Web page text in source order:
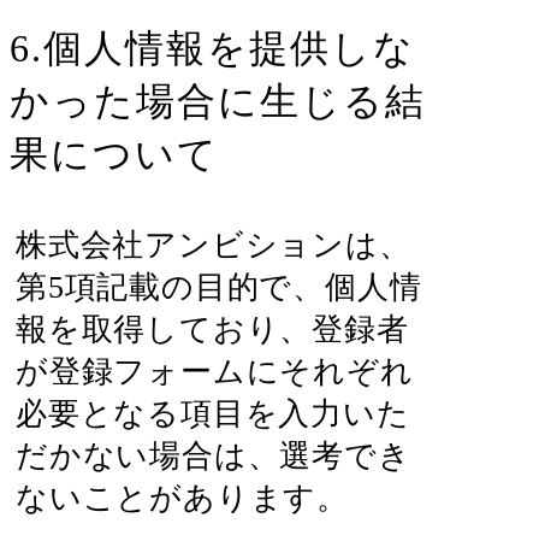
6.個人情報を提供しな
かった場合に生じる結
果について
株式会社アンビションは、
第5項記載の目的で、個人情
報を取得しており、登録者
が登録フォームにそれぞれ
必要となる項目を入力いた
だかない場合は、選考でき
ないことがあります。